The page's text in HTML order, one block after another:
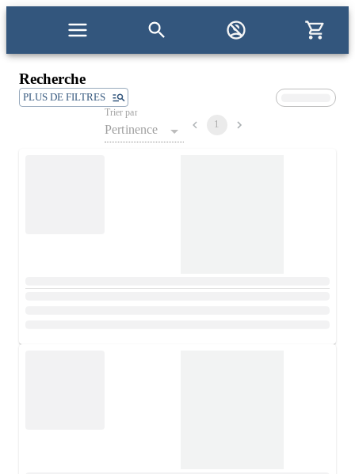
Recherche
PLUS DE FILTRES
Trier par
Pertinence 1